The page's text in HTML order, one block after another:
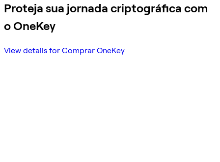
Proteja sua jornada criptográfica com
o OneKey
View details for Comprar OneKey